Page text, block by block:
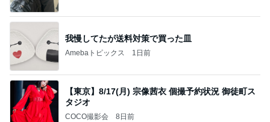
我慢してたが送料対策で買った皿
Amebaトピックス 1日前
【東京】8/17(月) 宗像茜衣 個撮予約状況 御徒町ス
タジオ
COCO撮影会 8日前